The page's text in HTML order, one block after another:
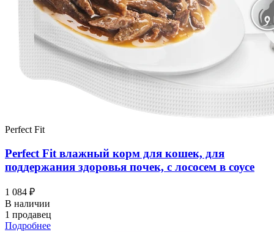
Perfect Fit
Perfect Fit влажный корм для кошек, для
поддержания здоровья почек, с лососем в соусе
1 084 ₽
В наличии
1 продавец
Подробнее